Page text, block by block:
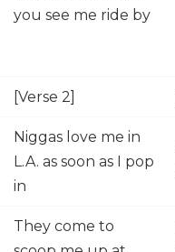
you see me ride by
[Verse 2]
Niggas love me in
L.A. as soon as I pop
in
They come to